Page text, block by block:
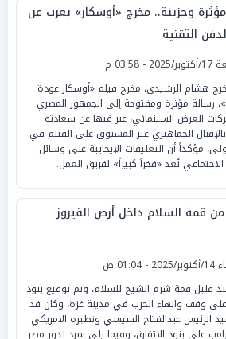
وحزينة.. مخرج «أوسكار» يعرب عن
التقنية
03:58 م
هشام الرشيدي، مخرج فيلم «أوسكار عودة
رسالة مؤثرة ومفتوحة إلى الجمهور المصري
العرض السينمائي، عبر فيها عن سعادته
الجماهيري غير المسبوق على الفيلم في
مؤكداً أن التعليقات الإيجابية على وسائل
تُعد «فخراً كبيراً» لفريق العمل.
قمة السلام داخل أرض الفيروز
ص
قليل قمة شرم الشيخ للسلام، وتم توقيع بنود
على وقف وانهاء الحرب في مدينة غزة، وكان قد
الرئيس عبدالفتاح السيسي ونظيره الامريكي
على بنود الاتفاق، وفيما يلي سرد لدور مصر